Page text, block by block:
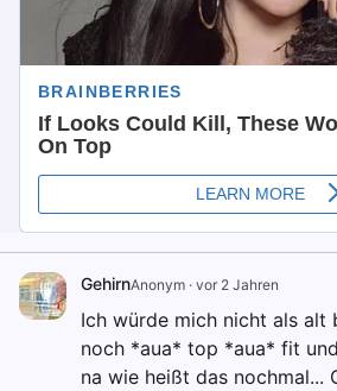
GehirnAnonym · vor 2 Jahren
Ich würde mich nicht als alt
noch *aua* top *aua* fit
na wie heißt das nochmal...